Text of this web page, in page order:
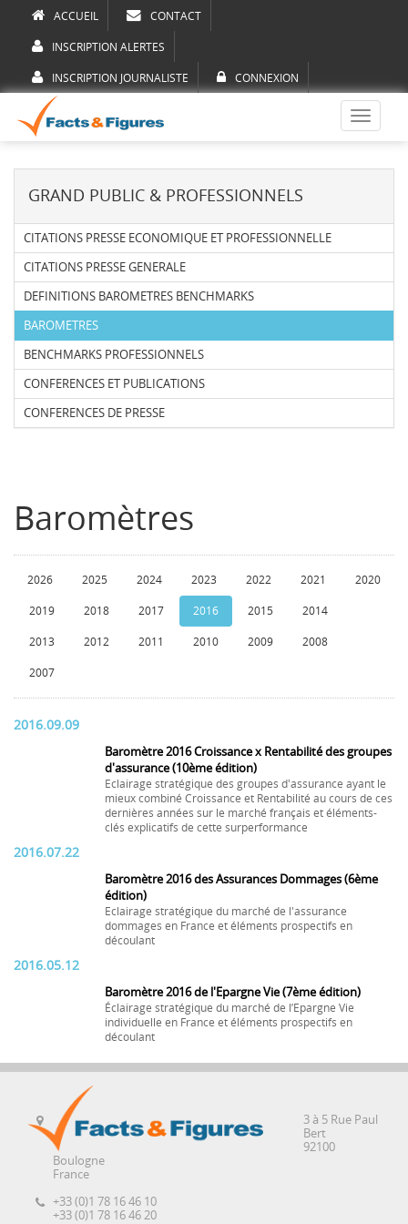
ACCUEIL CONTACT
INSCRIPTION ALERTES
INSCRIPTION JOURNALISTE CONNEXION
Toggle
GRAND PUBLIC & PROFESSIONNELS
CITATIONS PRESSE ECONOMIQUE ET PROFESSIONNELLE
CITATIONS PRESSE GENERALE
DEFINITIONS BAROMETRES BENCHMARKS
BAROMETRES
BENCHMARKS PROFESSIONNELS
CONFERENCES ET PUBLICATIONS
CONFERENCES DE PRESSE
Baromètres
2026 2025 2024 2023 2022 2021 2020
2019 2018 2017 2016 2015 2014
2013 2012 2011 2010 2009 2008
2007
2016.09.09
Baromètre 2016 Croissance x Rentabilité des groupes
d'assurance (10ème édition)
Eclairage stratégique des groupes d'assurance ayant le
mieux combiné Croissance et Rentabilité au cours de ces
dernières années sur le marché français et éléments-
clés explicatifs de cette surperformance
2016.07.22
Baromètre 2016 des Assurances Dommages (6ème
édition)
Eclairage stratégique du marché de l'assurance
dommages en France et éléments prospectifs en
découlant
2016.05.12
Baromètre 2016 de l'Epargne Vie (7ème édition)
Éclairage stratégique du marché de l’Epargne Vie
individuelle en France et éléments prospectifs en
découlant
3 à 5 Rue Paul
Bert
92100
Boulogne
France
+33 (0)1 78 16 46 10
+33 (0)1 78 16 46 20